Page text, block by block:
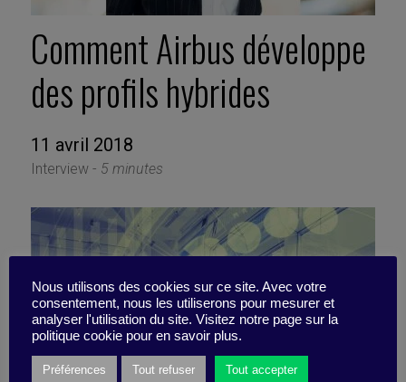
Comment Airbus développe
des profils hybrides
11 avril 2018
Interview - 5 minutes
Nous utilisons des cookies sur ce site. Avec votre
consentement, nous les utiliserons pour mesurer et
analyser l'utilisation du site. Visitez notre page sur la
politique cookie pour en savoir plus.
Préférences Tout refuser Tout accepter